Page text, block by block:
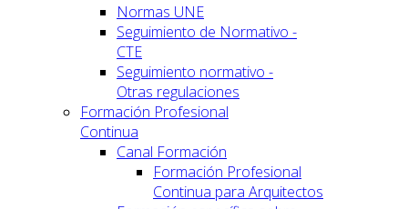
Normas UNE
Seguimiento de Normativo -
CTE
Seguimiento normativo -
Otras regulaciones
Formación Profesional
Continua
Canal Formación
Formación Profesional
Continua para Arquitectos